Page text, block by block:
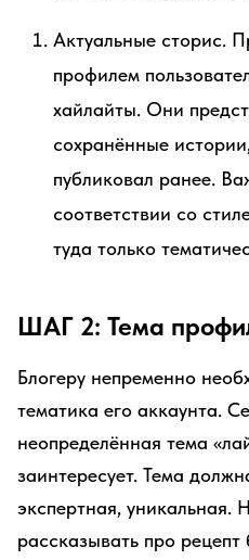
Актуальные сторис.
профилем
хайлайты. Они
сохранённые
публиковал ранее.
соответствии со
туда только
ШАГ 2: Тема
Блогеру непременно
тематика его аккаунта.
неопределённая тема
заинтересует. Тема
экспертная, уникальная.
рассказывать про